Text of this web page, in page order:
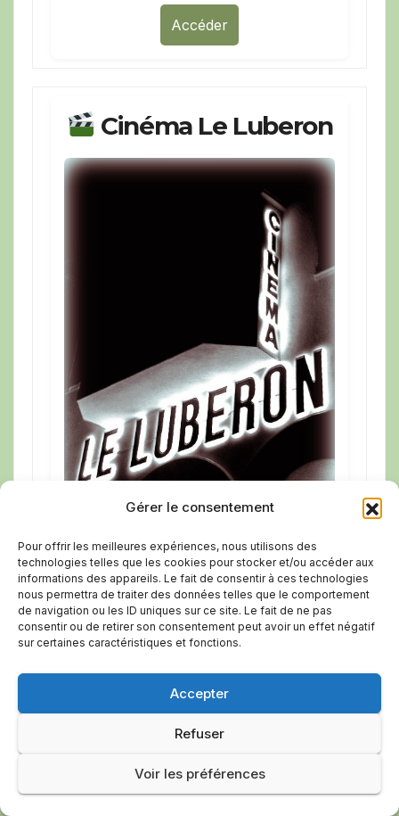
Gérer le consentement
Pour offrir les meilleures expériences, nous utilisons des
technologies telles que les cookies pour stocker et/ou accéder aux
informations des appareils. Le fait de consentir à ces technologies
nous permettra de traiter des données telles que le comportement
de navigation ou les ID uniques sur ce site. Le fait de ne pas
consentir ou de retirer son consentement peut avoir un effet négatif
sur certaines caractéristiques et fonctions.
Accepter
Refuser
Voir les préférences
Accéder
Cinéma Le Luberon
Découvrez les films et horaires du cinéma
de Pertuis
Voir le programme
Théâtre de Pertuis